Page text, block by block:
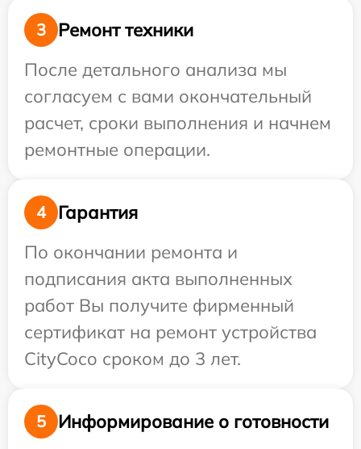
3
Ремонт техники
После детального анализа мы
согласуем с вами окончательный
расчет, сроки выполнения и начнем
ремонтные операции.
4
Гарантия
По окончании ремонта и
подписания акта выполненных
работ Вы получите фирменный
сертификат на ремонт устройства
CityCoco сроком до 3 лет.
5
Информирование о готовности